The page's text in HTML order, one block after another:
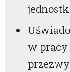
w pracy